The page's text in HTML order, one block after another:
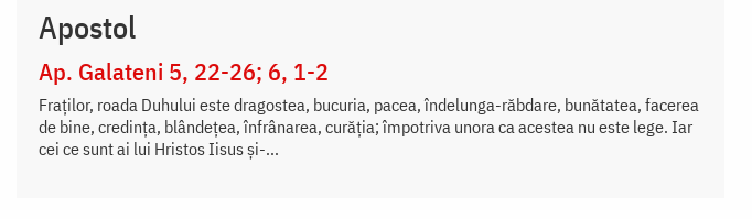
Apostol
Ap. Galateni 5, 22-26; 6, 1-2
Fraților, roada Duhului este dragostea, bucuria, pacea, îndelunga-răbdare, bunătatea, facerea
de bine, credința, blândețea, înfrânarea, curăția; împotriva unora ca acestea nu este lege. Iar
cei ce sunt ai lui Hristos Iisus și-...